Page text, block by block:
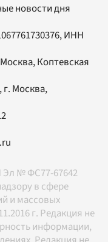
новости дня
ИНН
Коптевская
, г. Москва,
Эл № ФС77-67642
в сфере
и массовых
г. Редакция не
информации,